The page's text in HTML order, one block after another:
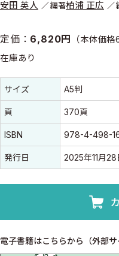
安田 英人 編著柏浦 正広
定価： 6,820円 （本体価
在庫あり
書誌情報
書誌情報
サイズ A5判
頁 370頁
ISBN 978-4-498-
発行日 2025年11月28
電子書籍はこちらから（外部サ